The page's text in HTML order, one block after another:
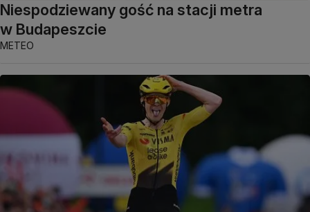
Niespodziewany gość na stacji metra
w Budapeszcie
METEO